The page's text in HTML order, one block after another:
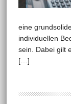
eine
individuellen
sein. Dabei gilt
[…]